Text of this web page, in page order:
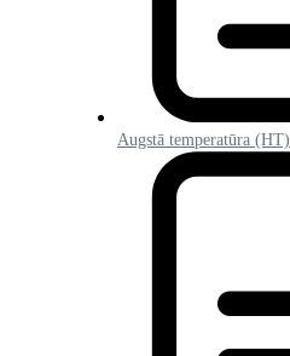
Augstā temperatūra (HT)